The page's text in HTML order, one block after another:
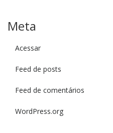
Meta
Acessar
Feed de posts
Feed de comentários
WordPress.org